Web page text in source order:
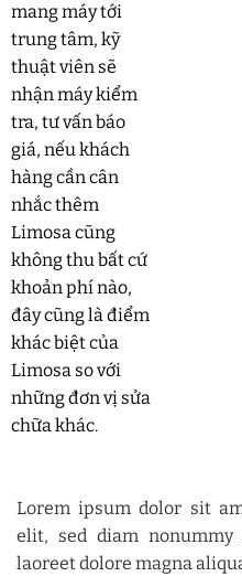
mang máy tới
trung tâm, kỹ
thuật viên sẽ
nhận máy kiểm
tra, tư vấn báo
giá, nếu khách
hàng cần cân
nhắc thêm
Limosa cũng
không thu bất cứ
khoản phí nào,
đây cũng là điểm
khác biệt của
Limosa so với
những đơn vị sửa
chữa khác.
Lorem ipsum dolor sit
elit, sed diam
laoreet dolore magna